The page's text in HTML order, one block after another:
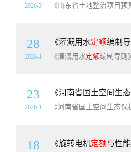
2026-3 《山东省土地整治项目预
28
2026-1
《灌溉用水定额编制导则》（
《灌溉用水定额编制导则》（GB/T29404-
23
2026-1
《河南省国土空间生态保护修
《河南省国土空间生态
18 《旋转电机定额与性能》（GB/